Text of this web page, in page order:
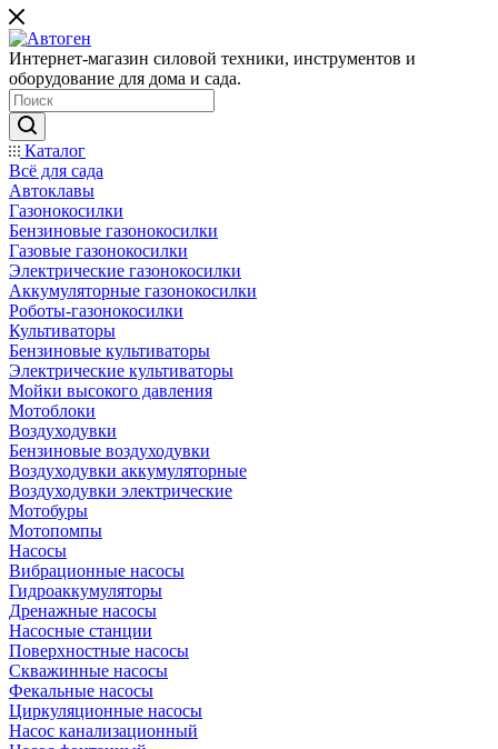
Интернет-магазин силовой техники, инструментов и
оборудование для дома и сада.
Каталог
Всё для сада
Автоклавы
Газонокосилки
Бензиновые газонокосилки
Газовые газонокосилки
Электрические газонокосилки
Аккумуляторные газонокосилки
Роботы-газонокосилки
Культиваторы
Бензиновые культиваторы
Электрические культиваторы
Мойки высокого давления
Мотоблоки
Воздуходувки
Бензиновые воздуходувки
Воздуходувки аккумуляторные
Воздуходувки электрические
Мотобуры
Мотопомпы
Насосы
Вибрационные насосы
Гидроаккумуляторы
Дренажные насосы
Насосные станции
Поверхностные насосы
Скважинные насосы
Фекальные насосы
Циркуляционные насосы
Насос канализационный